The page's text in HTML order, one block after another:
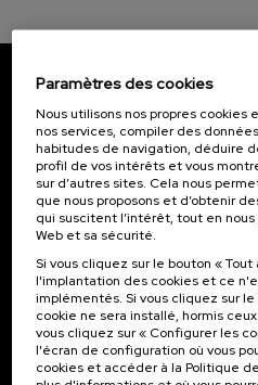
Inscrivez-vous pour être le premier à
actualités de l'UIK.
S'abonner
Contact
Palacio Miramar
Paseo de Miraconcha, 48
20007 Donostia / San Sebastián
Gipuzkoa, Spain
Paramètres des cookies
Nous utilisons nos propres
nos services, compiler des
habitudes de navigation, déduire
profil de vos intérêts et vous
sur d’autres sites. Cela nous
que nous proposons et d’obtenir
qui suscitent l’intérêt, tout en
Web et sa sécurité.
Si vous cliquez sur le bouton «
l'implantation des cookies et ce
implémentés. Si vous cliquez sur
cookie ne sera installé, hormis
vous cliquez sur « Configurer les
l'écran de configuration où vous
cookies et accéder à la Politique